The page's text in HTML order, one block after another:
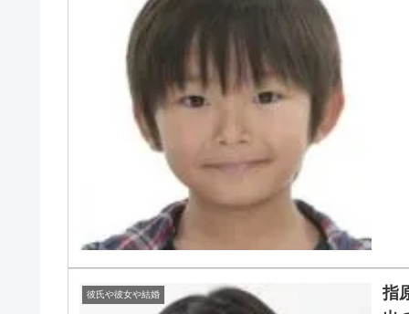
彼氏や彼女や結婚
指